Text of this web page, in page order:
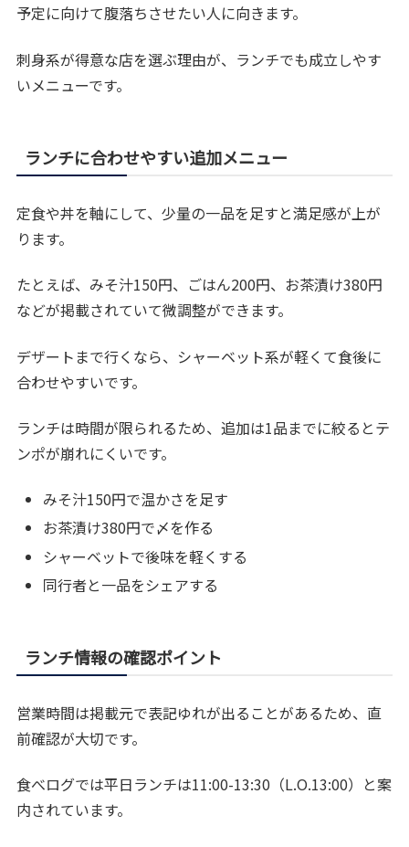
予定に向けて腹落ちさせたい人に向きます。
刺身系が得意な店を選ぶ理由が、ランチでも成立しやす
いメニューです。
ランチに合わせやすい追加メニュー
定食や丼を軸にして、少量の一品を足すと満足感が上が
ります。
たとえば、みそ汁150円、ごはん200円、お茶漬け380円
などが掲載されていて微調整ができます。
デザートまで行くなら、シャーベット系が軽くて食後に
合わせやすいです。
ランチは時間が限られるため、追加は1品までに絞るとテ
ンポが崩れにくいです。
みそ汁150円で温かさを足す
お茶漬け380円で〆を作る
シャーベットで後味を軽くする
同行者と一品をシェアする
ランチ情報の確認ポイント
営業時間は掲載元で表記ゆれが出ることがあるため、直
前確認が大切です。
食べログでは平日ランチは11:00-13:30（L.O.13:00）と案
内されています。